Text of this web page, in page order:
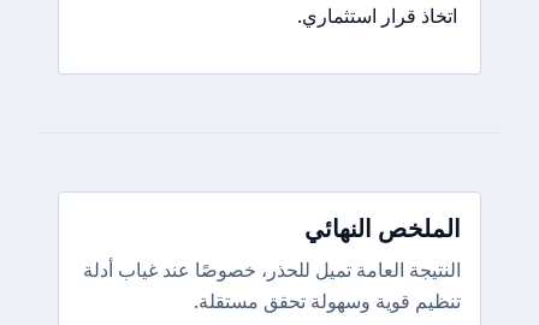
اتخاذ قرار استثماري.
الملخص النهائي
النتيجة العامة تميل للحذر، خصوصًا عند غياب أدلة
تنظيم قوية وسهولة تحقق مستقلة.